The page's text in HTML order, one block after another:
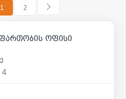
1 2
2 500 | m² 11
ოფისი
4